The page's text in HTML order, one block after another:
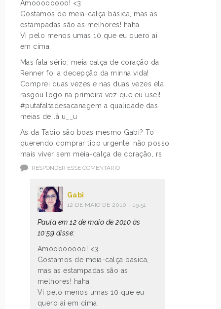
Amoooooooo! <3
Gostamos de meia-calça básica, mas as
estampadas são as melhores! haha
Vi pelo menos umas 10 que eu quero ai
em cima.
Mas fala sério, meia calça de coração da
Renner foi a decepção da minha vida!
Comprei duas vezes e nas duas vezes ela
rasgou logo na primeira vez que eu usei!
#putafaltadesacanagem a qualidade das
meias de lá u__u
As da Tabio são boas mesmo Gabi? To
querendo comprar tipo urgente, não posso
mais viver sem meia-calça de coração, rs
RESPONDER ESSE COMENTÁRIO
Gabi
12 DE MAIO DE 2010 - 19:51
Paula em 12 de maio de 2010 às
10:59 disse:
Amoooooooo! <3
Gostamos de meia-calça básica,
mas as estampadas são as
melhores! haha
Vi pelo menos umas 10 que eu
quero ai em cima.